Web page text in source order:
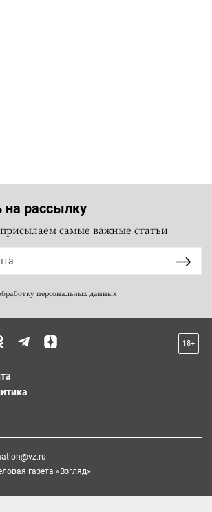
рассылку
самые важные статьи
персональных данных
18+
газета «Взгляд»